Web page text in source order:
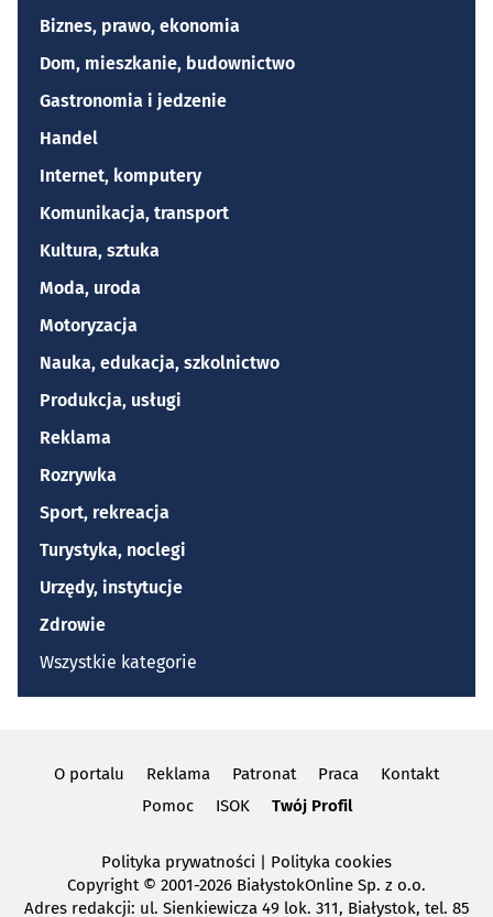
Biznes, prawo, ekonomia
Dom, mieszkanie, budownictwo
Gastronomia i jedzenie
Handel
Internet, komputery
Komunikacja, transport
Kultura, sztuka
Moda, uroda
Motoryzacja
Nauka, edukacja, szkolnictwo
Produkcja, usługi
Reklama
Rozrywka
Sport, rekreacja
Turystyka, noclegi
Urzędy, instytucje
Zdrowie
Wszystkie kategorie
O portalu Reklama Patronat Praca
Kontakt
Pomoc
ISOK Twój Profil
Polityka prywatności | Polityka cookies
Copyright© 2001-2026 BiałystokOnline Sp. z o.o.
Adres redakcji: ul. Sienkiewicza 49 lok. 311, Białystok, tel. 85